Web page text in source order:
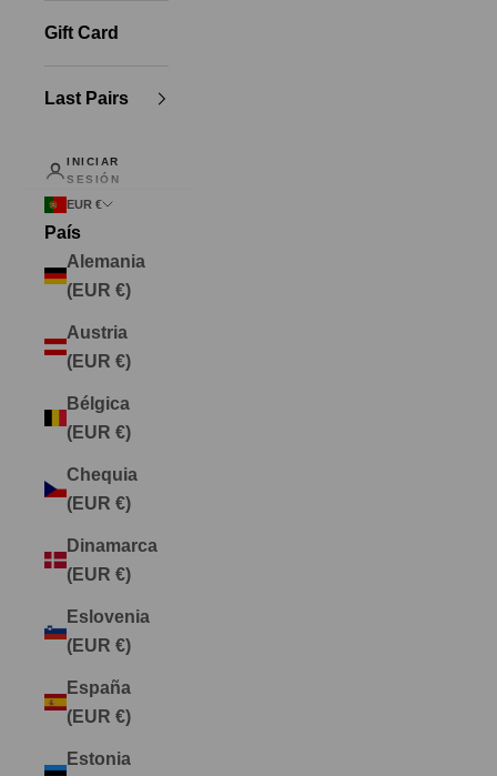
Gift Card
Last Pairs
INICIAR
SESIÓN
EUR €
País
Alemania
(EUR €)
Austria
(EUR €)
Bélgica
(EUR €)
Chequia
(EUR €)
Dinamarca
(EUR €)
Eslovenia
(EUR €)
España
(EUR €)
Estonia